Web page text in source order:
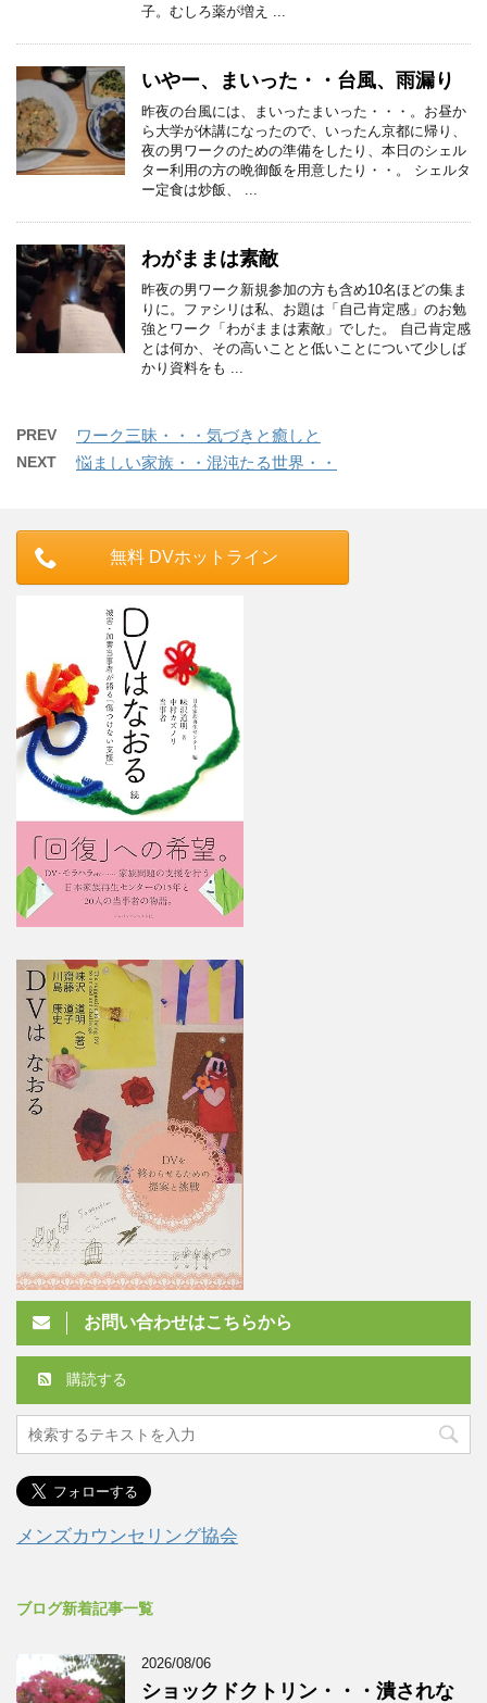
子。むしろ薬が増え ...
いやー、まいった・・台風、雨漏り
昨夜の台風には、まいったまいった・・・。お昼か
ら大学が休講になったので、いったん京都に帰り、
夜の男ワークのための準備をしたり、本日のシェル
ター利用の方の晩御飯を用意したり・・。 シェルタ
ー定食は炒飯、 ...
わがままは素敵
昨夜の男ワーク新規参加の方も含め10名ほどの集ま
りに。ファシリは私、お題は「自己肯定感」のお勉
強とワーク「わがままは素敵」でした。 自己肯定感
とは何か、その高いことと低いことについて少しば
かり資料をも ...
PREV ワーク三昧・・・気づきと癒しと
NEXT 悩ましい家族・・混沌たる世界・・
無料 DVホットライン
お問い合わせはこちらから
購読する
メンズカウンセリング協会
ブログ新着記事一覧
2026/08/06
ショックドクトリン・・・潰されな